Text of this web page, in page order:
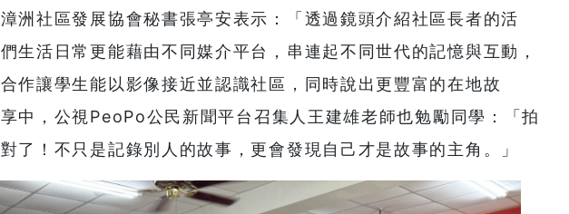
洲社區發展協會秘書張亭安表示：「透過鏡頭介紹社區長者的活
生活日常更能藉由不同媒介平台，串連起不同世代的記憶與互動，
作讓學生能以影像接近並認識社區，同時說出更豐富的在地故
中，公視PeoPo公民新聞平台召集人王建雄老師也勉勵同學：「拍
了！不只是記錄別人的故事，更會發現自己才是故事的主角。」